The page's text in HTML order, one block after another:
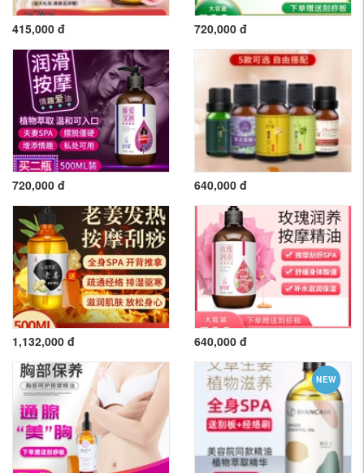
415,000 đ 720,000 đ
720,000 đ 640,000 đ
1,132,000 đ 640,000 đ
NEW